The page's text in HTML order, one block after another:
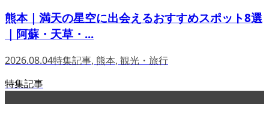
熊本｜満天の星空に出会えるおすすめスポット8選
｜阿蘇・天草・...
2026.08.04特集記事, 熊本, 観光・旅行
特集記事